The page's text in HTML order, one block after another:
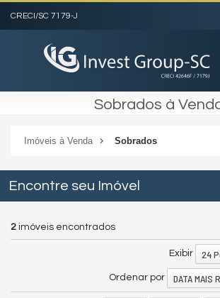
CRECI/SC 7179-J
Sobrados à
Imóveis à Venda Sobrados
Encontre seu Imóvel
2 imóveis encontrados
Exibir 24
Ordenar por DATA MAIS